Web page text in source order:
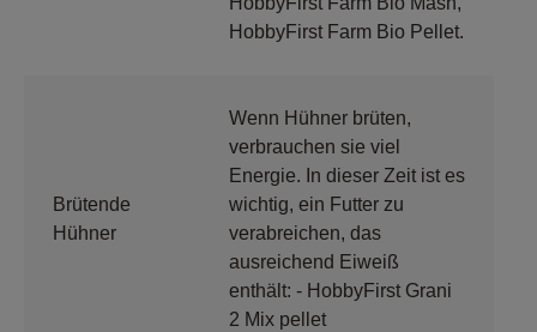
HobbyFirst Farm Bio Pellet.
Brütende
Hühner
Wenn Hühner brüten,
verbrauchen sie viel
Energie. In dieser Zeit ist es
wichtig, ein Futter zu
verabreichen, das
ausreichend Eiweiß
enthält: - HobbyFirst Grani
2 Mix pellet